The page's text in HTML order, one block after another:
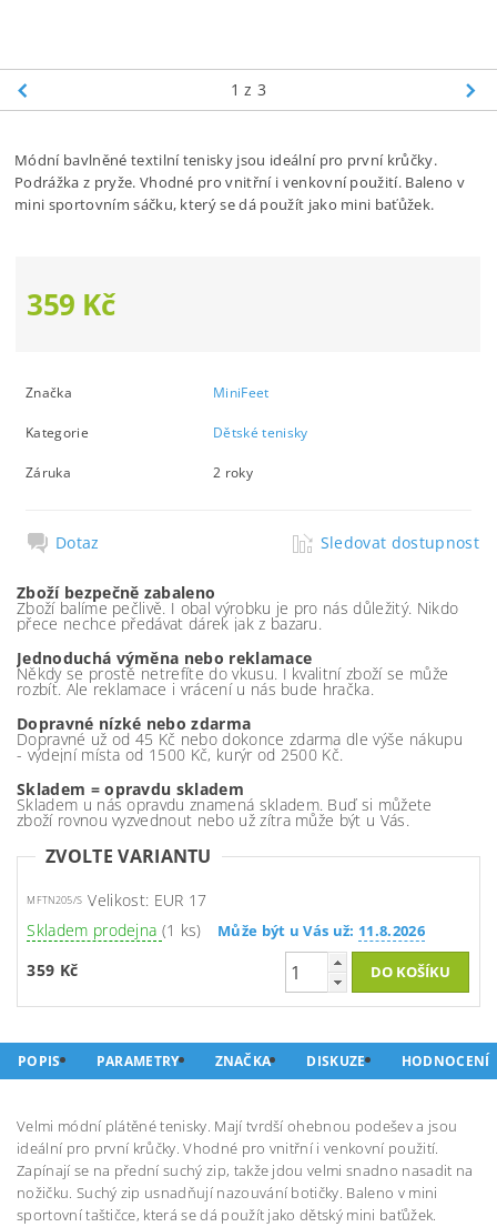
1 z 3
Módní bavlněné textilní tenisky jsou ideální pro první krůčky.
Podrážka z pryže. Vhodné pro vnitřní i venkovní použití. Baleno v
mini sportovním sáčku, který se dá použít jako mini baťůžek.
359 Kč
Značka MiniFeet
Kategorie Dětské tenisky
Záruka 2 roky
Dotaz Sledovat dostupnost
Zboží bezpečně zabaleno
Zboží balíme pečlivě. I obal výrobku je pro nás důležitý. Nikdo
přece nechce předávat dárek jak z bazaru.
Jednoduchá výměna nebo reklamace
Někdy se prostě netrefíte do vkusu. I kvalitní zboží se může
rozbít. Ale reklamace i vrácení u nás bude hračka.
Dopravné nízké nebo zdarma
Dopravné už od 45 Kč nebo dokonce zdarma dle výše nákupu
- výdejní místa od 1500 Kč, kurýr od 2500 Kč.
Skladem = opravdu skladem
Skladem u nás opravdu znamená skladem. Buď si můžete
zboží rovnou vyzvednout nebo už zítra může být u Vás.
ZVOLTE VARIANTU
MFTN205/S Velikost: EUR 17
Skladem prodejna (1 ks) Může být u Vás už: 11.8.2026
359 Kč
POPIS PARAMETRY ZNAČKA DISKUZE HODNOCENÍ
Velmi módní plátěné tenisky. Mají tvrdší ohebnou podešev a jsou
ideální pro první krůčky. Vhodné pro vnitřní i venkovní použití.
Zapínají se na přední suchý zip, takže jdou velmi snadno nasadit na
nožičku. Suchý zip usnadňují nazouvání botičky. Baleno v mini
sportovní taštičce, která se dá použít jako dětský mini baťůžek.